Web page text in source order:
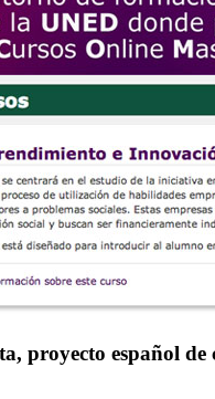
proyecto español de